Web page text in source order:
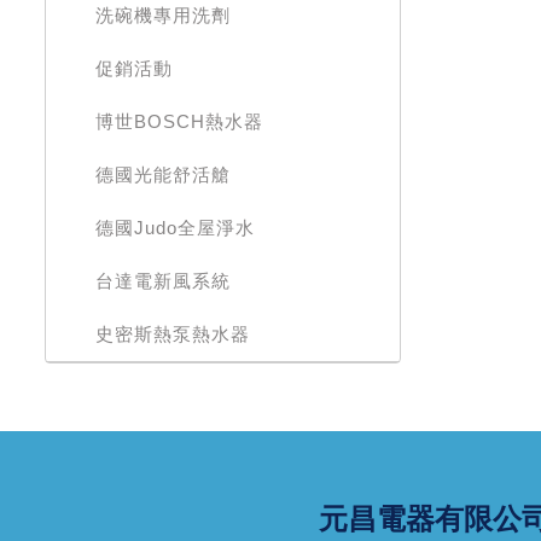
洗碗機專用洗劑
促銷活動
博世BOSCH熱水器
德國光能舒活艙
德國Judo全屋淨水
台達電新風系統
史密斯熱泵熱水器
元昌電器有限公